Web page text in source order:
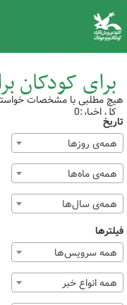
برای کودکان
کل اخبار:0
هیچ مطلبی با مشخصات
تاریخ
همه‌ی روزها
همه‌ی ماه‌ها
همه‌ی سال‌ها
فیلترها
همه سرویس‌ها
همه انواع خبر